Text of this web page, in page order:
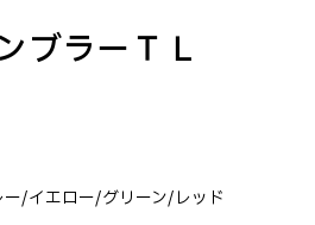
ブラーＴＬ
/イエロー/グリーン/レッド